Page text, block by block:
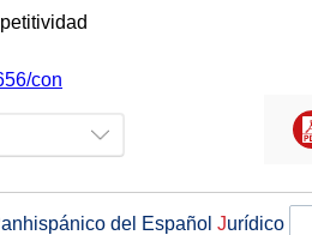
con
del Español Jurídico